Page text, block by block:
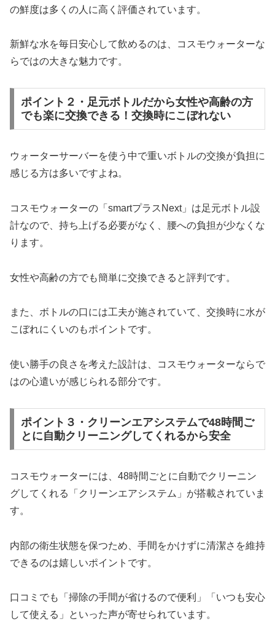
の鮮度は多くの人に高く評価されています。
新鮮な水を毎日安心して飲めるのは、コスモウォーターな
らではの大きな魅力です。
ポイント２・足元ボトルだから女性や高齢の方
でも楽に交換できる！交換時にこぼれない
ウォーターサーバーを使う中で重いボトルの交換が負担に
感じる方は多いですよね。
コスモウォーターの「smartプラスNext」は足元ボトル設
計なので、持ち上げる必要がなく、腰への負担が少なくな
ります。
女性や高齢の方でも簡単に交換できると評判です。
また、ボトルの口には工夫が施されていて、交換時に水が
こぼれにくいのもポイントです。
使い勝手の良さを考えた設計は、コスモウォーターならで
はの心遣いが感じられる部分です。
ポイント３・クリーンエアシステムで48時間ご
とに自動クリーニングしてくれるから安全
コスモウォーターには、48時間ごとに自動でクリーニン
グしてくれる「クリーンエアシステム」が搭載されていま
す。
内部の衛生状態を保つため、手間をかけずに清潔さを維持
できるのは嬉しいポイントです。
口コミでも「掃除の手間が省けるので便利」「いつも安心
して使える」といった声が寄せられています。